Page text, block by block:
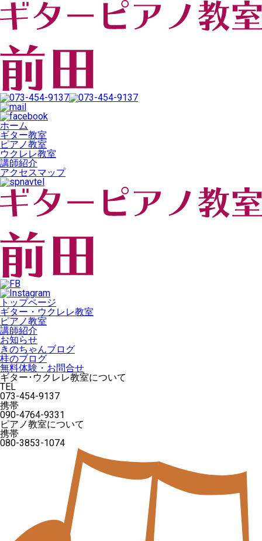
ホーム
ギター教室
ピアノ教室
ウクレレ教室
講師紹介
アクセスマップ
トップページ
ギター・ウクレレ教室
ピアノ教室
講師紹介
お知らせ
きのちゃんブログ
桂のブログ
無料体験・お問合せ
ギター･ウクレレ教室について
TEL
073-454-9137
携帯
090-4764-9331
ピアノ教室について
携帯
080-3853-1074